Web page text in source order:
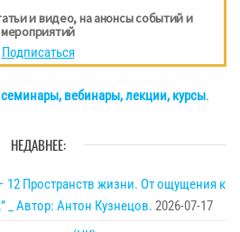
и видео, на анонсы событий и
мероприятий
Подписаться
вебинары, лекции, курсы.
НЕДАВНЕЕ:
12 Пространств жизни. От ощущения к
_ Автор: Антон Кузнецов. 2026-07-17